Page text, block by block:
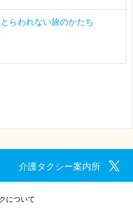
らわれない旅のかたち
介護タクシー案内所
について